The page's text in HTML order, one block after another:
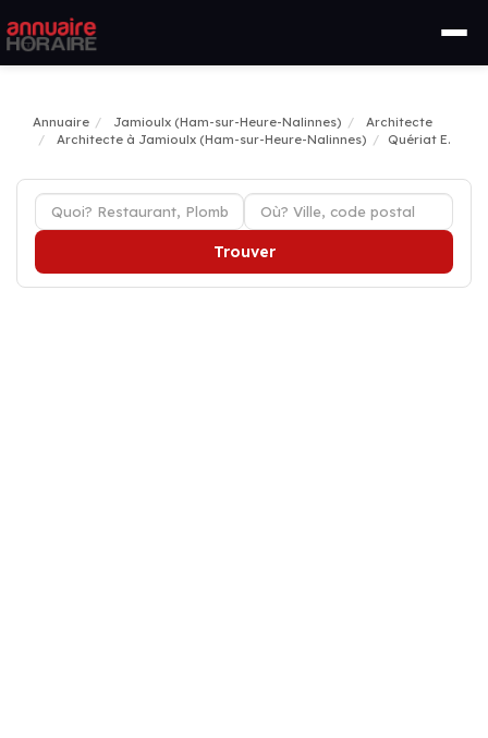
Annuaire Jamioulx (Ham-sur-Heure-Nalinnes)
Architecte
Architecte à Jamioulx (Ham-sur-Heure-Nalinnes)
Quériat E.
Trouver